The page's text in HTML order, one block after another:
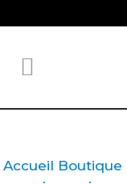
Accueil Boutique